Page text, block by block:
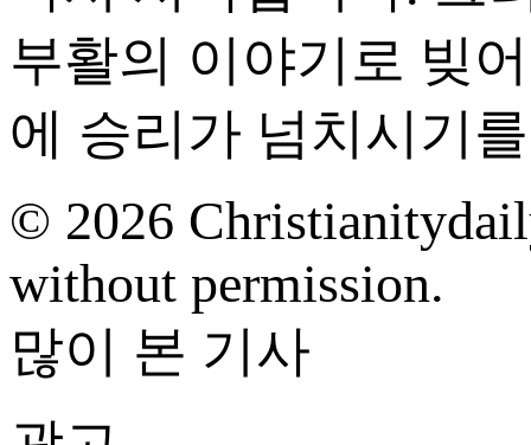
부활의 이야기로 빚
에 승리가 넘치시기
© 2026
without permission.
많이 본 기사